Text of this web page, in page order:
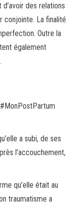
des relations
conjointe. La finalité
Outre la
également
a subi, de ses
l’accouchement,
qu’elle était au
traumatisme a